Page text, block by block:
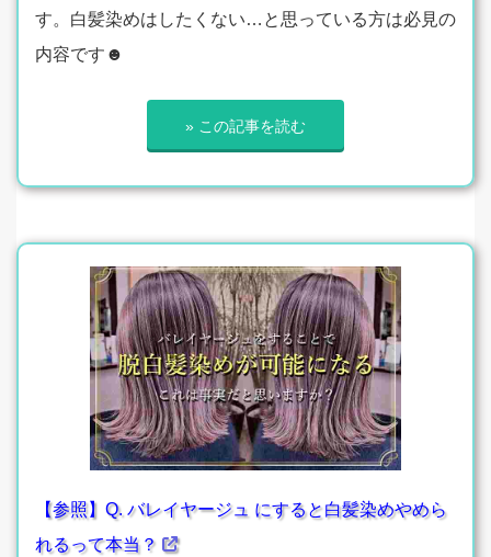
す。白髪染めはしたくない…と思っている方は必見の
内容です☻
» この記事を読む
【参照】Q. バレイヤージュ にすると白髪染めやめら
れるって本当？